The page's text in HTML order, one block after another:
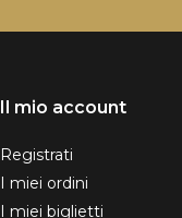
Il mio account
Registrati
I miei ordini
I miei biglietti